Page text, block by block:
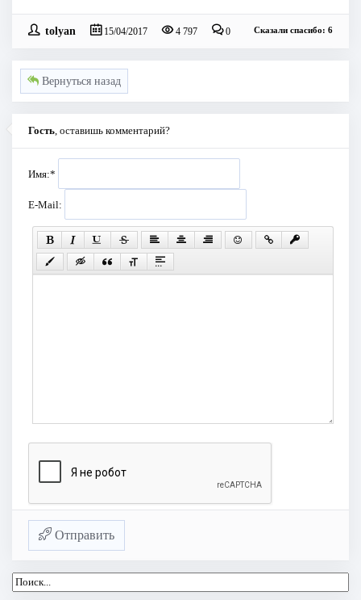
tolyan 15/04/2017 4 797 0 Сказали спасибо: 6
Вернуться назад
Гость , оставишь комментарий?
Имя:*
E-Mail:
Отправить